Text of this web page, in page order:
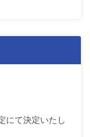
にて決定いたし